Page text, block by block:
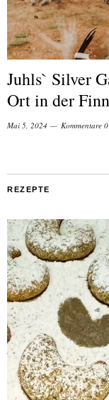
Juhls` Silver
Ort in der
Mai 5, 2024 Kommentare 0
REZEPTE